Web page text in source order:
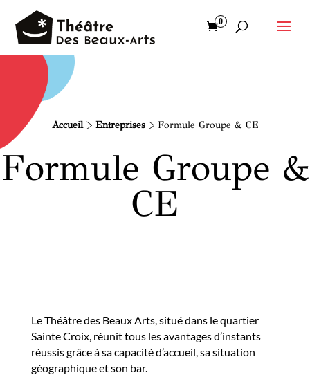
0
Accueil> Entreprises> Formule Groupe & CE
Formule Groupe &
CE
Le Théâtre des Beaux Arts, situé dans le quartier
Sainte Croix, réunit tous les avantages d’instants
réussis grâce à sa capacité d’accueil, sa situation
géographique et son bar.